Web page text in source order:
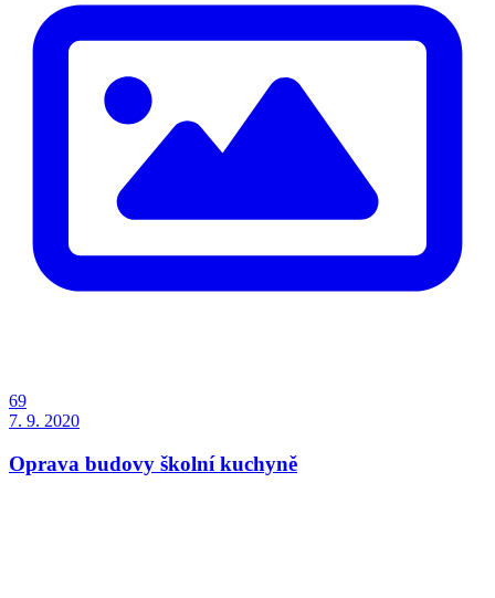
69
7. 9. 2020
Oprava budovy školní kuchyně